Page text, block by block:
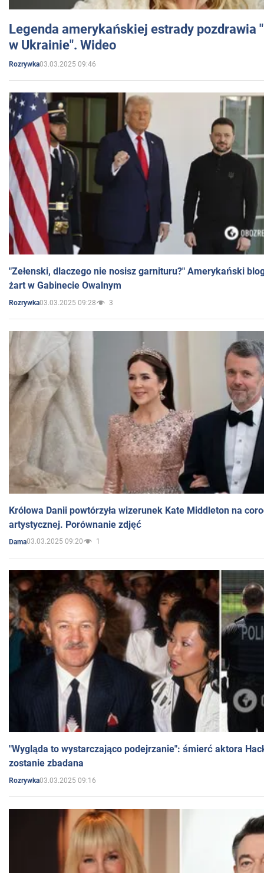
Legenda amerykańskiej estrady pozdrawia
w Ukrainie". Wideo
Rozrywka03.03.2025 09:46
"Zełenski, dlaczego nie nosisz garnituru?" Amerykański
żart w Gabinecie Owalnym
Rozrywka03.03.2025 09:28 3
Królowa Danii powtórzyła wizerunek Kate Middleton na
artystycznej. Porównanie zdjęć
Dama03.03.2025 09:20 1
"Wygląda to wystarczająco podejrzanie": śmierć aktora
zostanie zbadana
Rozrywka03.03.2025 09:16